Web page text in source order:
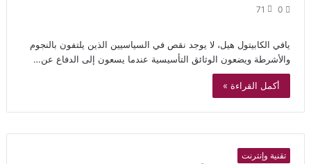
0
71
يافي الكابيتول هيل، لا يوجد نقص في السياسيين الذين يلتفون بالنجوم
والأشرطة ويضعون الوثائق التأسيسية عندما يسعون إلى الدفاع عن…
أكمل القراءة »
تقنية وإنترنت